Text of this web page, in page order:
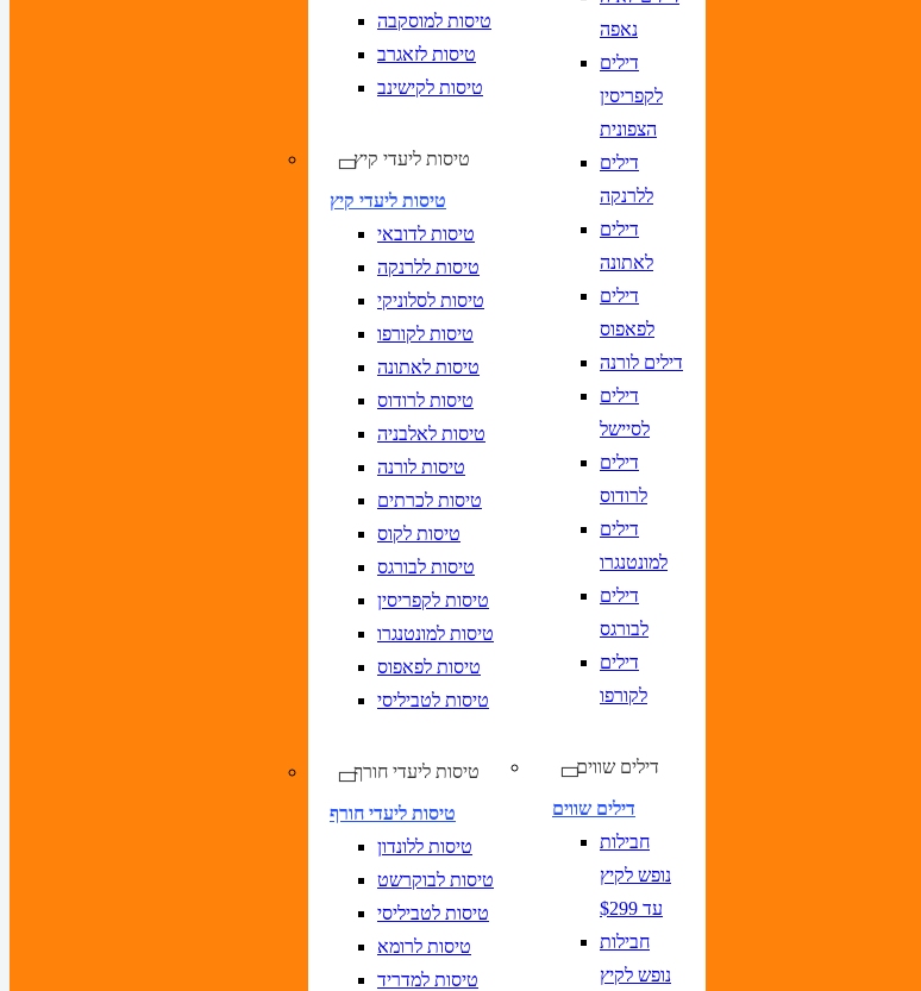
טיסות למוסקבה
טיסות לזאגרב
טיסות לקישינב
טיסות ליעדי קיץ
טיסות ליעדי קיץ
טיסות לדובאי
טיסות ללרנקה
טיסות לסלוניקי
טיסות לקורפו
טיסות לאתונה
טיסות לרודוס
טיסות לאלבניה
טיסות לורנה
טיסות לכרתים
טיסות לקוס
טיסות לבורגס
טיסות לקפריסין
טיסות למונטנגרו
טיסות לפאפוס
טיסות לטביליסי
טיסות ליעדי חורף
טיסות ליעדי חורף
טיסות ללונדון
טיסות לבוקרשט
טיסות לטביליסי
טיסות לרומא
טיסות למדריד
נאפה
דילים
לקפריסין
הצפונית
דילים
ללרנקה
דילים
לאתונה
דילים
לפאפוס
דילים לורנה
דילים
לסיישל
דילים
לרודוס
דילים
למונטנגרו
דילים
לבורגס
דילים
לקורפו
דילים שווים
דילים שווים
חבילות
נופש לקיץ
עד $299
חבילות
נופש לקיץ